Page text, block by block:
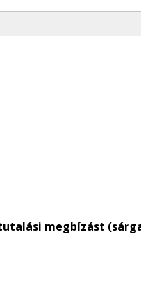
megbízást